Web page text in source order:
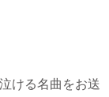
ける名曲をお送